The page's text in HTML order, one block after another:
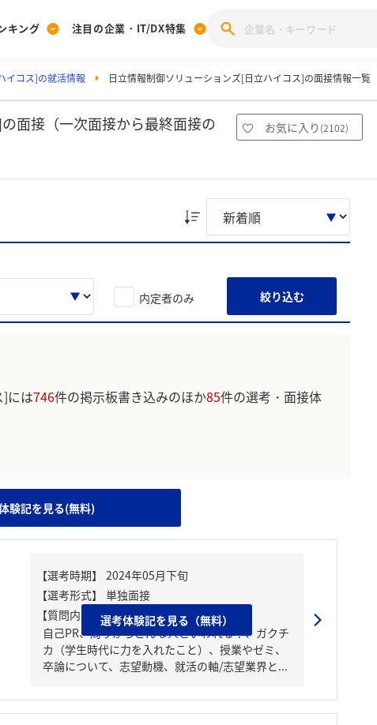
[27卒] 本選考体験記投稿キャンペーン
キング
みんなのDX企業就職ブランド調査
みんなの新卒
注目の企業・IT/DX特集
28卒 IT・
イコス]の就活情報 日立情報制御ソリューションズ[日立ハイコス]の面接情報一覧
面接（一次面接から最終面接の
お気に入り (2102)
内定者のみ 絞り込む
]には746件の掲示板書き込みのほか85件の選考・面接体
験記を見る(無料)
【質問内容・課題】
自己PR、周りからどんな人といわれる？、ガクチ
カ（学生時代に力を入れたこと）、授業やゼミ、
卒論について、志望動機、就活の軸/志望業界と...
選考体験記を見る（無料）